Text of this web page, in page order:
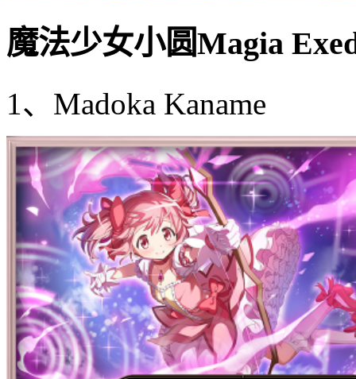
魔法少女小圆Magia
1、Madoka Kaname